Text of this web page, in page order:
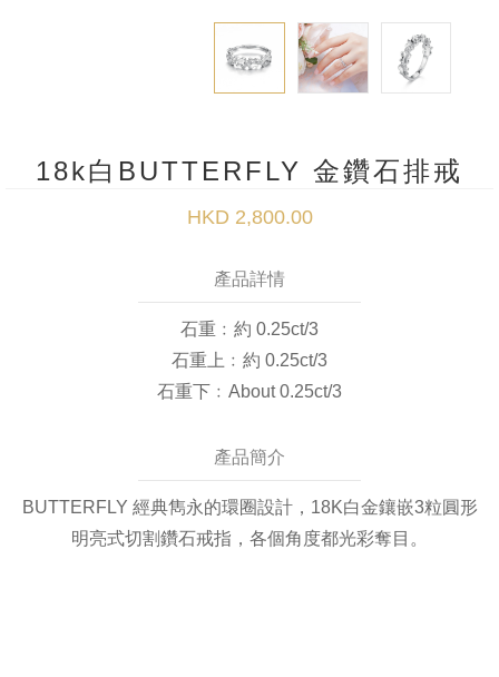
18k白BUTTERFLY 金鑽石排戒
HKD 2,800.00
產品詳情
石重﹕約 0.25ct/3
石重上﹕約 0.25ct/3
石重下﹕About 0.25ct/3
產品簡介
BUTTERFLY 經典雋永的環圈設計，18K白金鑲嵌3粒圓形
明亮式切割鑽石戒指，各個角度都光彩奪目。